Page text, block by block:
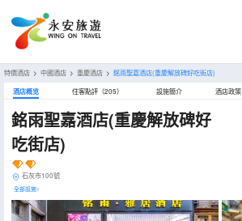
特價酒店 > 中國酒店 > 重慶酒店 > 銘雨聖嘉酒店(重慶解放碑好吃街店)
酒店概览 住客點評（205） 設施簡介 酒店政策
銘雨聖嘉酒店(重慶解放碑好
吃街店)
石灰市100號
全部設施>